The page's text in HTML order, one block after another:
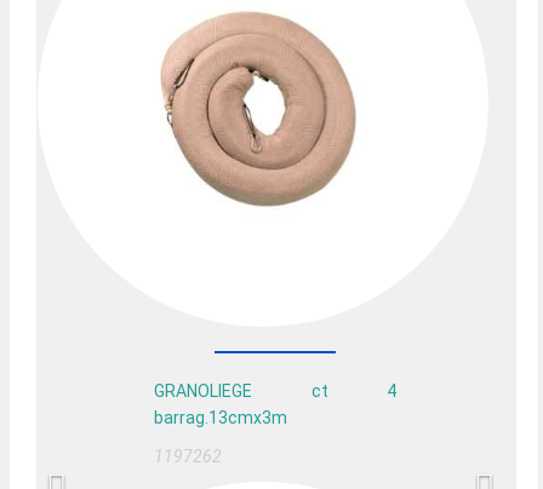
GRANOLIEGE ct 4
barrag.13cmx3m
1197262